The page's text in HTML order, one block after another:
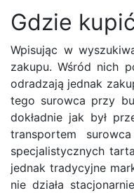
Gdzie
Wpisując w
zakupu. Wśród nich
odradzają jednak
tego surowca przy
dokładnie jak był
transportem
specjalistycznych
jednak tradycyjne
nie działa